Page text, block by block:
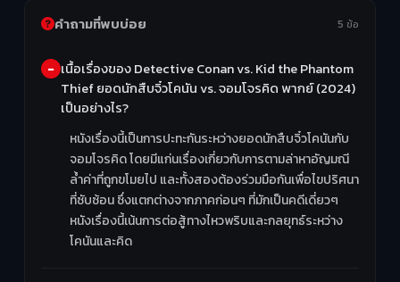
คำถามที่พบบ่อย 5 ข้อ
เนื้อเรื่องของ Detective Conan vs. Kid the Phantom
Thief ยอดนักสืบจิ๋วโคนัน vs. จอมโจรคิด พากย์ (2024)
เป็นอย่างไร?
หนังเรื่องนี้เป็นการปะทะกันระหว่างยอดนักสืบจิ๋วโคนันกับ
จอมโจรคิด โดยมีแก่นเรื่องเกี่ยวกับการตามล่าหาอัญมณี
ล้ำค่าที่ถูกขโมยไป และทั้งสองต้องร่วมมือกันเพื่อไขปริศนา
ที่ซับซ้อน ซึ่งแตกต่างจากภาคก่อนๆ ที่มักเป็นคดีเดี่ยวๆ
หนังเรื่องนี้เน้นการต่อสู้ทางไหวพริบและกลยุทธ์ระหว่าง
โคนันและคิด